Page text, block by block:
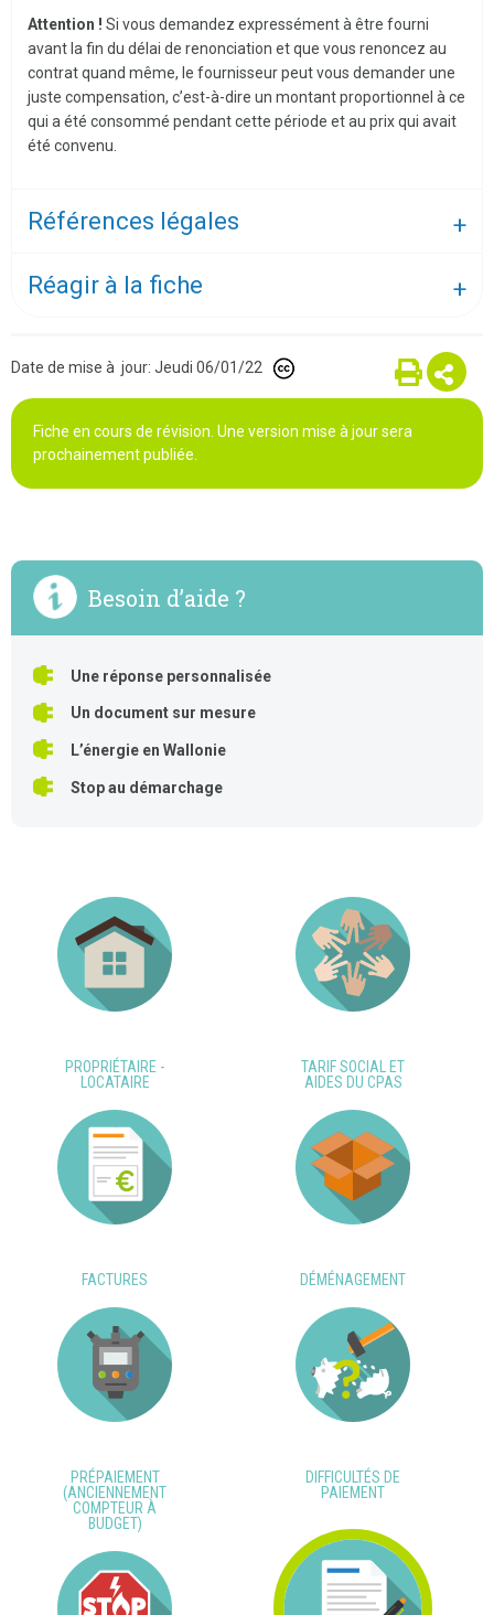
Attention ! Si vous demandez expressément à être fourni
avant la fin du délai de renonciation et que vous renoncez au
contrat quand même, le fournisseur peut vous demander une
juste compensation, c’est-à-dire un montant proportionnel à ce
qui a été consommé pendant cette période et au prix qui avait
été convenu.
Références légales
Réagir à la fiche
Date de mise à jour: Jeudi 06/01/22
Fiche en cours de révision. Une version mise à jour sera
prochainement publiée.
Besoin d’aide ?
Une réponse personnalisée
Un document sur mesure
L’énergie en Wallonie
Stop au démarchage
PROPRIÉTAIRE -
LOCATAIRE
TARIF SOCIAL ET
AIDES DU CPAS
FACTURES DÉMÉNAGEMENT
PRÉPAIEMENT
(ANCIENNEMENT
COMPTEUR À
BUDGET)
DIFFICULTÉS DE
PAIEMENT